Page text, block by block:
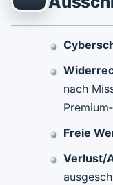
nach
Freie
Verlust/